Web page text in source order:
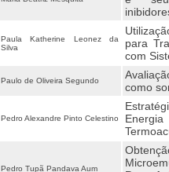
Paula Katherine Leonez da
Silva
para
com
Paulo de Oliveira Segundo
como
Pedro Alexandre Pinto Celestino
Pedro Tupã Pandava Aum